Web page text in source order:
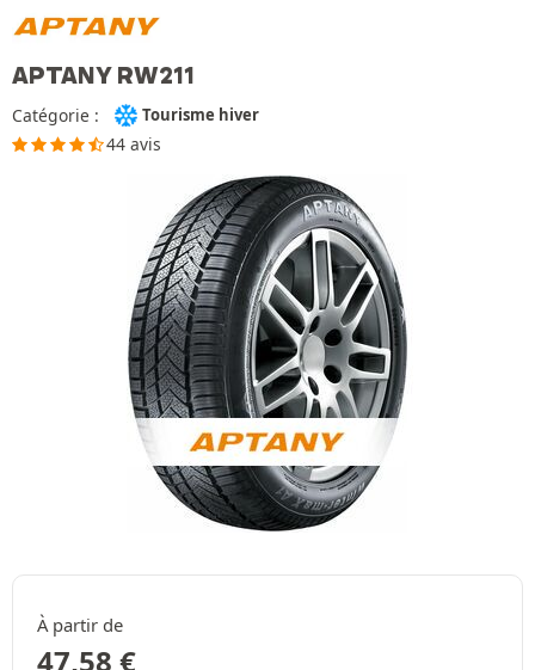
APTANY RW211
Catégorie : Tourisme hiver
44 avis
À partir de
47,58 €